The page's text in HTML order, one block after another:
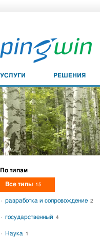
УСЛУГИ РЕШЕНИЯ
По типам
Все типы 15
разработка и сопровождение 2
государственный 4
Наука 1